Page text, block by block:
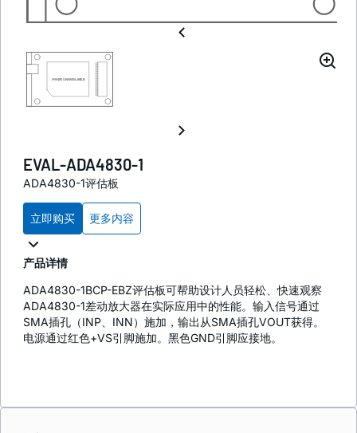
EVAL-ADA4830-1
ADA4830-1评估板
立即购买 更多内容
产品详情
ADA4830-1BCP-EBZ评估板可帮助设计人员轻松、快速观察
ADA4830-1差动放大器在实际应用中的性能。输入信号通过
SMA插孔（INP、INN）施加，输出从SMA插孔VOUT获得。
电源通过红色+VS引脚施加。黑色GND引脚应接地。